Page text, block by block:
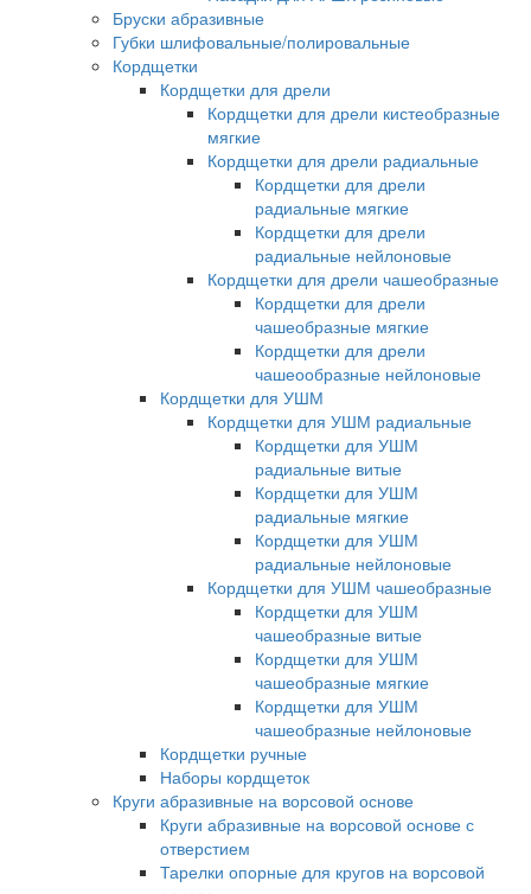
Бруски абразивные
Губки шлифовальные/полировальные
Кордщетки
Кордщетки для дрели
Кордщетки для дрели кистеобразные
мягкие
Кордщетки для дрели радиальные
Кордщетки для дрели
радиальные мягкие
Кордщетки для дрели
радиальные нейлоновые
Кордщетки для дрели чашеобразные
Кордщетки для дрели
чашеобразные мягкие
Кордщетки для дрели
чашеообразные нейлоновые
Кордщетки для УШМ
Кордщетки для УШМ радиальные
Кордщетки для УШМ
радиальные витые
Кордщетки для УШМ
радиальные мягкие
Кордщетки для УШМ
радиальные нейлоновые
Кордщетки для УШМ чашеобразные
Кордщетки для УШМ
чашеобразные витые
Кордщетки для УШМ
чашеобразные мягкие
Кордщетки для УШМ
чашеобразные нейлоновые
Кордщетки ручные
Наборы кордщеток
Круги абразивные на ворсовой основе
Круги абразивные на ворсовой основе с
отверстием
Тарелки опорные для кругов на ворсовой